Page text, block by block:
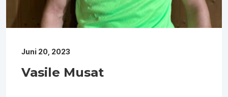
Juni 20, 2023
Vasile Musat